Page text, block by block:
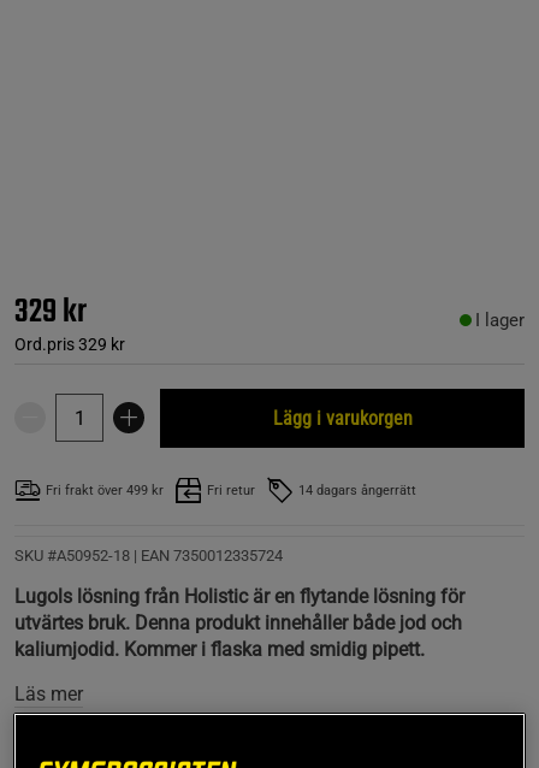
329 kr
Ord.pris329 kr
I lager
Lägg i varukorgen
Fri frakt över 499 kr Fri retur 14 dagars ångerrätt
SKU #A50952-18 | EAN 7350012335724
Lugols lösning från Holistic är en flytande lösning för
utvärtes bruk. Denna produkt innehåller både jod och
kaliumjodid. Kommer i flaska med smidig pipett.
Läs mer